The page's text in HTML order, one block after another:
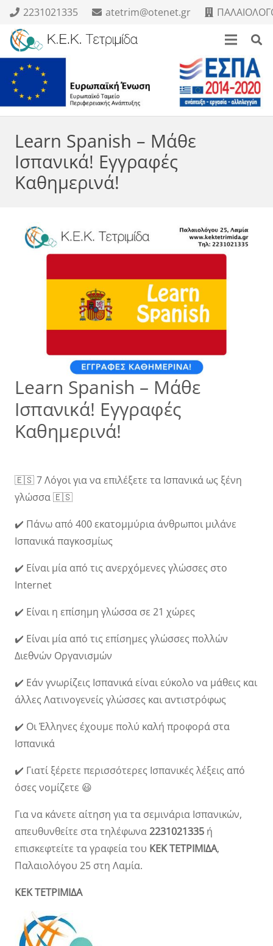
2231021335 atetrim@otenet.gr
Learn Spanish – Μάθε
Ισπανικά! Εγγραφές
Καθημερινά!
Learn Spanish – Μάθε
Ισπανικά! Εγγραφές
Καθημερινά!
🇪🇸 7 Λόγοι για να επιλέξετε τα Ισπανικά ως ξένη
γλώσσα 🇪🇸
✔️ Πάνω από 400 εκατομμύρια άνθρωποι μιλάνε
Ισπανικά παγκοσμίως
✔️ Είναι μία από τις ανερχόμενες γλώσσες στο
Internet
✔️ Είναι η επίσημη γλώσσα σε 21 χώρες
✔️ Είναι μία από τις επίσημες γλώσσες πολλών
Διεθνών Οργανισμών
✔️ Εάν γνωρίζεις Ισπανικά είναι εύκολο να μάθεις και
άλλες Λατινογενείς γλώσσες και αντιστρόφως
✔️ Οι Έλληνες έχουμε πολύ καλή προφορά στα
Ισπανικά
✔️ Γιατί ξέρετε περισσότερες Ισπανικές λέξεις από
όσες νομίζετε 😃
Για να κάνετε αίτηση για τα σεμινάρια Ισπανικών,
απευθυνθείτε στα τηλέφωνα2231021335 ή
επισκεφτείτε τα γραφεία του ΚΕΚ ΤΕΤΡΙΜΙΔΑ,
Παλαιολόγου 25 στη Λαμία.
ΚΕΚ ΤΕΤΡΙΜΙΔΑ